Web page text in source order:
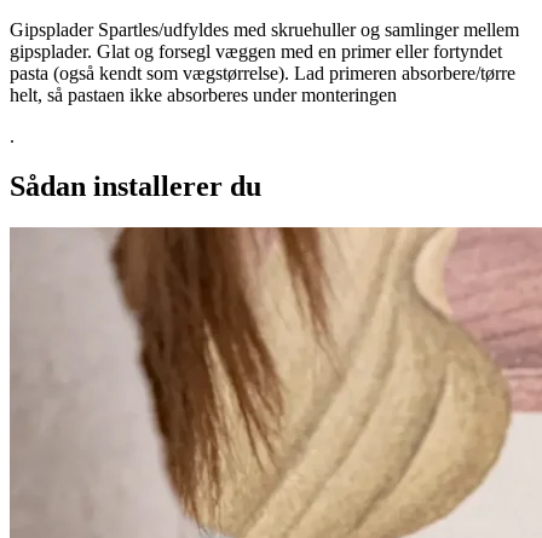
Gipsplader Spartles/udfyldes med skruehuller og samlinger mellem
gipsplader. Glat og forsegl væggen med en primer eller fortyndet
pasta (også kendt som vægstørrelse). Lad primeren absorbere/tørre
helt, så pastaen ikke absorberes under monteringen
.
Sådan installerer du